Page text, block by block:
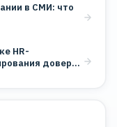
в СМИ: что
HR-
доверия